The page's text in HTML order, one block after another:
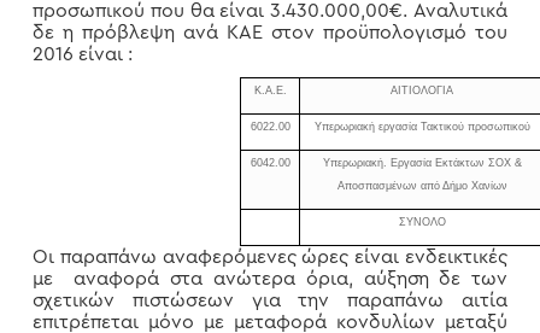
προσωπικού που θα είναι 3.430.000,00€. Αναλυτικά
δε η πρόβλεψη ανά ΚΑΕ στον προϋπολογισμό του
2016 είναι :
Κ.Α.Ε. ΑΙΤΙΟΛΟΓΙΑ
6022.00 Υπερωριακή εργασία Τακτικού προσωπικού
6042.00
Υπερωριακή. Εργασία Εκτάκτων ΣΟΧ &
Αποσπασμένων από Δήμο Χανίων
ΣΥΝΟΛΟ
Οι παραπάνω αναφερόμενες ώρες είναι ενδεικτικές
με αναφορά στα ανώτερα όρια, αύξηση δε των
σχετικών πιστώσεων για την παραπάνω αιτία
επιτρέπεται μόνο με μεταφορά κονδυλίων μεταξύ